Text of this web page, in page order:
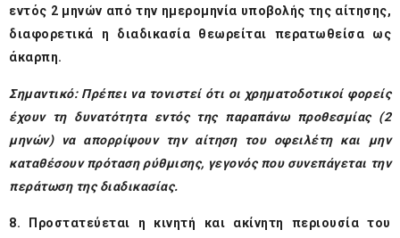
εντός 2 μηνών από την ημερομηνία υποβολής της αίτησης,
διαφορετικά η διαδικασία θεωρείται περατωθείσα ως
άκαρπη.
Σημαντικό: Πρέπει να τονιστεί ότι οι χρηματοδοτικοί φορείς
έχουν τη δυνατότητα εντός της παραπάνω προθεσμίας (2
μηνών) να απορρίψουν την αίτηση του οφειλέτη και μην
καταθέσουν πρόταση ρύθμισης, γεγονός που συνεπάγεται την
περάτωση της διαδικασίας.
8. Προστατεύεται η κινητή και ακίνητη περιουσία του